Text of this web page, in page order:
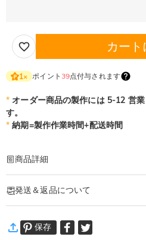
カート
1× ポイント 39点付与されます
* オーダー商品の製作には 5-12 営
す。
* 納期=製作作業時間+配送時間
商品詳細
好きな言葉やメッセージ入りで、「世界
表紙はアンティーク風でとってもお洒落
た。
これ１冊あれば、毎日アクティブにお暮ら
発送＆返品について
万一、ご注文商品にご満足いただけ
保存